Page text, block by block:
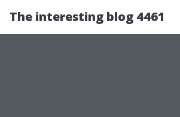
The interesting blog 4461